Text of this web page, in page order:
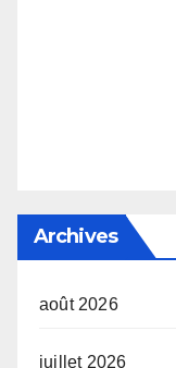
Archives
août 2026
juillet 2026